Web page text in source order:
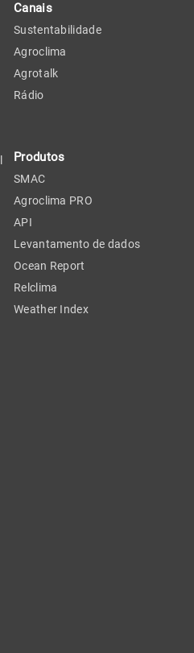
Canais
Sustentabilidade
Agroclima
Agrotalk
Rádio
Produtos
SMAC
Agroclima PRO
API
Levantamento de dados
Ocean Report
Relclima
Weather Index